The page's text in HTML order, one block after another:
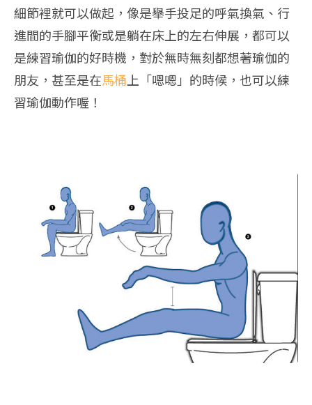
細節裡就可以做起，像是舉手投足的呼氣換氣、行
進間的手腳平衡或是躺在床上的左右伸展，都可以
是練習瑜伽的好時機，對於無時無刻都想著瑜伽的
朋友，甚至是在馬桶 上「嗯嗯」的時候，也可以練
習瑜伽動作喔！